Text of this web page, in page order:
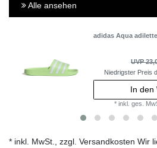
Alle ansehen
adidas Aqua adilette
UVP
Niedrigster Preis
In den
* inkl. ges.
* inkl. MwSt., zzgl. Versandkosten Wir